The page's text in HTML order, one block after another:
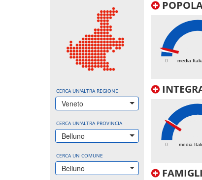
CERCA UN'ALTRA REGIONE
Veneto
CERCA UN'ALTRA PROVINCIA
Belluno
CERCA UN COMUNE
Belluno
media
0
media
0